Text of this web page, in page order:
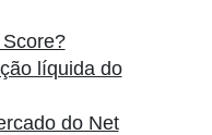
líquida do
do Net